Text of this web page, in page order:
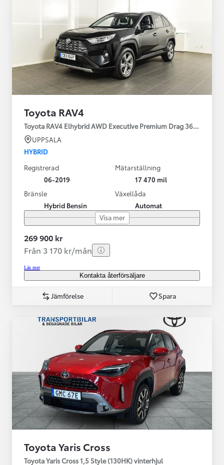
Toyota RAV4
Toyota RAV4 Elhybrid AWD Executive Premium Drag 360-kamera
UPPSALA
HYBRID
Registrerad
06-2019
Mätarställning
17 470 mil
Bränsle
Hybrid Bensin
Växellåda
Automat
Visa mer
269 900 kr
Från 3 170 kr/mån
Läs mer
Kontakta återförsäljare
Jämförelse Spara
Toyota Yaris Cross
Toyota Yaris Cross 1,5 Style (130HK) vinterhjul